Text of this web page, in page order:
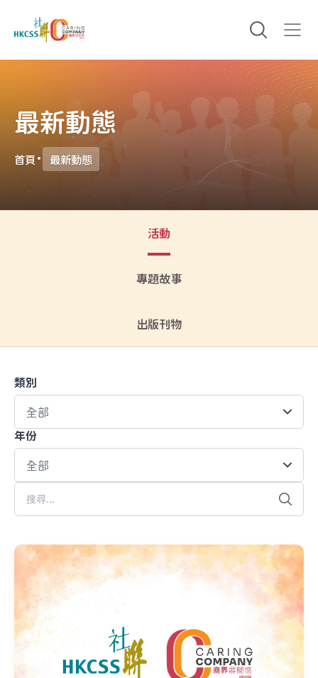
最新動態
首頁 最新動態
活動
專題故事
出版刊物
類別
年份